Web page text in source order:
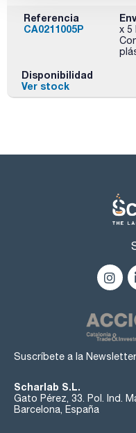
Referencia
CA0211005P
x 5
Disponibilidad
Ver stock
Suscríbete a la Newsletter
Scharlab S.L.
Gato Pérez, 33. Pol. Ind.
Barcelona, España